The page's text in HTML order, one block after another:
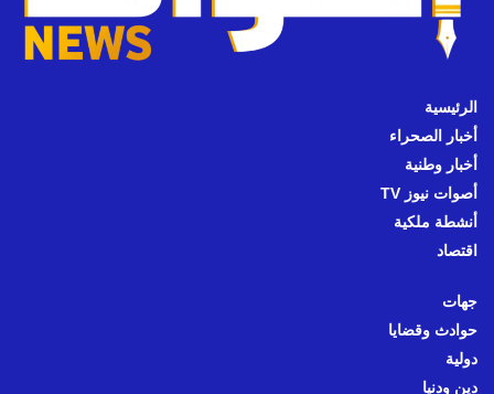
الرئيسية
أخبار الصحراء
أخبار وطنية
أصوات نيوز TV
أنشطة ملكية
اقتصاد
جهات
حوادث وقضايا
دولية
دين ودنيا